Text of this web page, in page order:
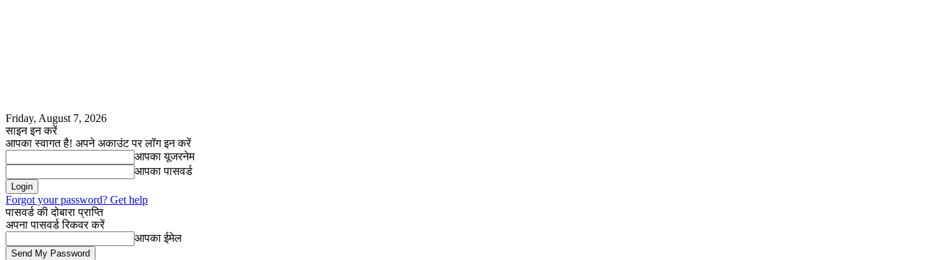
Friday, August 7, 2026
साइन इन करें
आपका स्वागत है! अपने अकाउंट पर लॉग इन करें
आपका यूजरनेम
आपका पासवर्ड
Forgot your password? Get help
पासवर्ड की दोबारा प्राप्ति
अपना पासवर्ड रिकवर करें
आपका ईमेल